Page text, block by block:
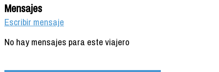
Mensajes
Escribir mensaje
No hay mensajes para este viajero